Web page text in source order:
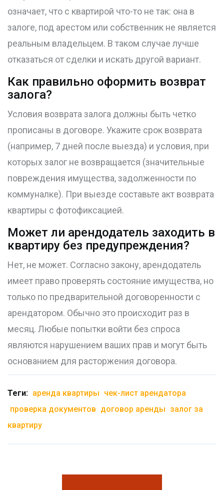
означает, что с квартирой что-то не так: она в
залоге, под арестом или собственник не является
реальным владельцем. В таком случае лучше
отказаться от сделки и искать другой вариант.
Как правильно оформить возврат
залога?
Условия возврата залога должны быть четко
прописаны в договоре. Укажите срок возврата
(например, 7 дней после выезда) и условия, при
которых залог не возвращается (значительные
повреждения имущества, задолженности по
коммуналке). При выезде составьте акт возврата
квартиры с фотофиксацией.
Может ли арендодатель заходить в
квартиру без предупреждения?
Нет, не может. Согласно закону, арендодатель
имеет право проверять состояние имущества, но
только по предварительной договоренности с
арендатором. Обычно это происходит раз в
месяц. Любые попытки войти без спроса
являются нарушением ваших прав и могут быть
основанием для расторжения договора.
Теги: аренда квартиры чек-лист арендатора
проверка документов договор аренды залог за
квартиру